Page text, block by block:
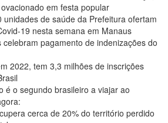
em festa popular
unidades de saúde da Prefeitura ofertam
19 nesta semana em Manaus
celebram pagamento de indenizações do
2022, tem 3,3 milhões de inscrições
é o segundo brasileiro a viajar ao
cerca de 20% do território perdido